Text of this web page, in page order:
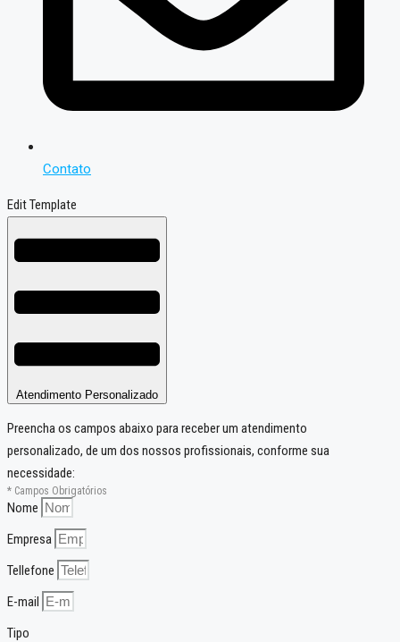
Contato
Edit Template
Atendimento Personalizado
Preencha os campos abaixo para receber um atendimento
personalizado, de um dos nossos profissionais, conforme sua
necessidade:
* Campos Obrigatórios
Nome
Empresa
Tellefone
E-mail
Tipo